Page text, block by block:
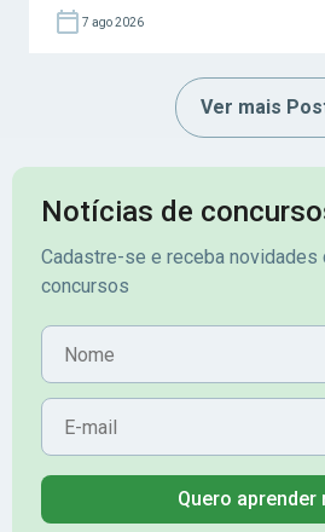
7 ago 2026
Ver mais
Notícias de
Cadastre-se e receba novidades
concursos
Nome
E-mail
Quero aprender